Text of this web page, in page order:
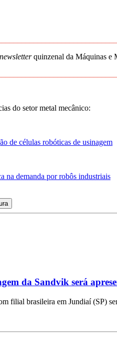
newsletterquinzenal da Máquinas e
do setor metal mecânico:
de células robóticas de usinagem
na demanda por robôs industriais
da Sandvik será
filial brasileira em Jundiaí (SP)